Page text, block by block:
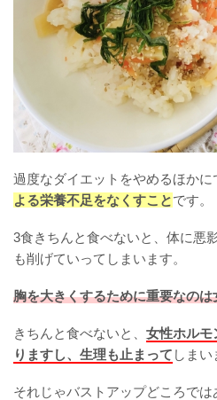
過度なダイエットをやめるほかに
よる栄養不足をなくすことです。
3食きちんと食べないと、体に悪
も削げていってしまいます。
胸を大きくするために重要なのは
きちんと食べないと、 女性ホルモ
りますし、生理も止まって しまい
それじゃバストアップどころでは